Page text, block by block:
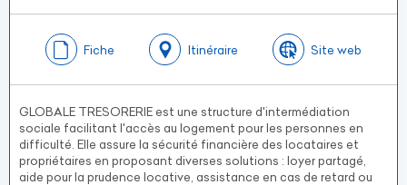
Fiche Itinéraire Site web
GLOBALE TRESORERIE est une structure d'intermédiation
sociale facilitant l'accès au logement pour les personnes en
difficulté. Elle assure la sécurité financière des locataires et
propriétaires en proposant diverses solutions : loyer partagé,
aide pour la prudence locative, assistance en cas de retard ou